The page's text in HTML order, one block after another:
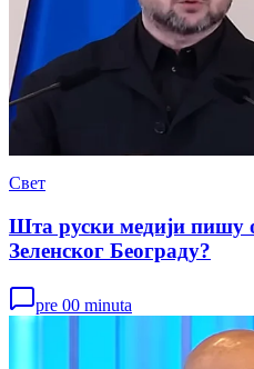
Свет
Шта руски медији пишу
Зеленског Београду?
pre 00 minuta